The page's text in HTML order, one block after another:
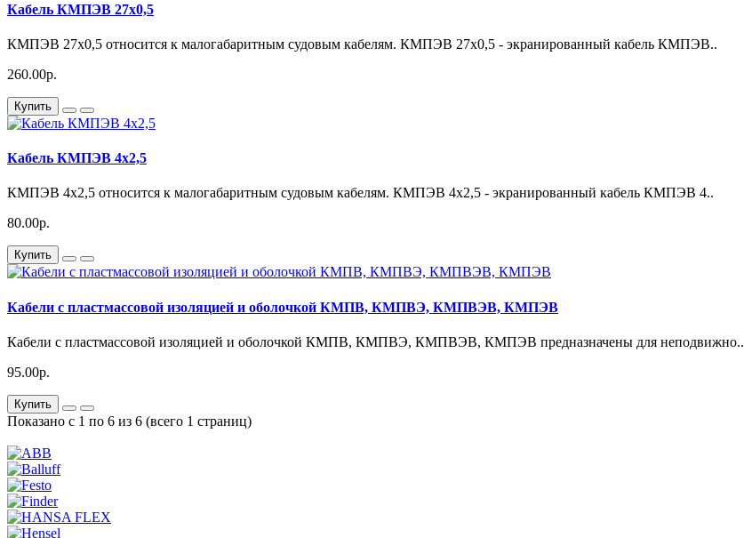
Кабель КМПЭВ 27х0,5
КМПЭВ 27х0,5 относится к малогабаритным судовым кабелям. КМПЭВ 27х0,5 - экранированный кабель КМПЭВ..
260.00р.
Купить
Кабель КМПЭВ 4х2,5
КМПЭВ 4х2,5 относится к малогабаритным судовым кабелям. КМПЭВ 4х2,5 - экранированный кабель КМПЭВ 4..
80.00р.
Купить
Кабели с пластмассовой изоляцией и оболочкой КМПВ, КМПВЭ, КМПВЭВ, КМПЭВ
Кабели с пластмассовой изоляцией и оболочкой КМПВ, КМПВЭ, КМПВЭВ, КМПЭВ предназначены для неподвижно..
95.00р.
Купить
Показано с 1 по 6 из 6 (всего 1 страниц)